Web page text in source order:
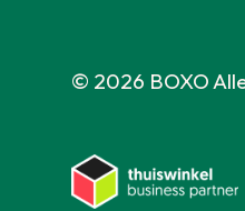
© 2026 BOXO